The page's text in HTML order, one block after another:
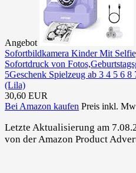
Angebot
Sofortbildkamera Kinder Mit
Sofortdruck von
5Geschenk Spielzeug ab 3 4 5 6 8
(Lila)
30,60 EUR
Bei Amazon kaufen Preis inkl.
Letzte Aktualisierung am
von der Amazon Product